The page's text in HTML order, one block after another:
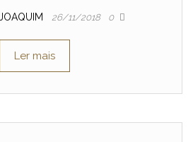
26/11/2018 0
Ler mais